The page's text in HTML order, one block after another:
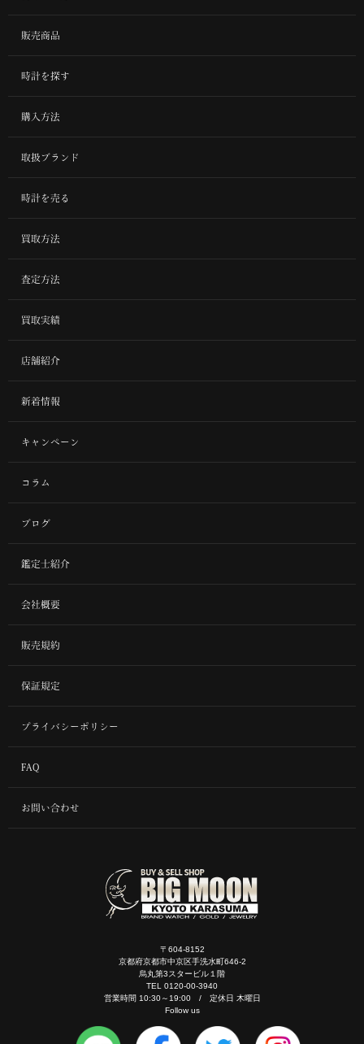
販売商品
時計を探す
購入方法
取扱ブランド
時計を売る
買取方法
査定方法
買取実績
店舗紹介
新着情報
キャンペーン
コラム
ブログ
鑑定士紹介
会社概要
販売規約
保証規定
プライバシーポリシー
FAQ
お問い合わせ
〒604-8152
京都府京都市中京区手洗水町646-2
烏丸第3スタービル１階
TEL 0120-00-3940
営業時間 10:30～19:00 / 定休日 木曜日
Follow us